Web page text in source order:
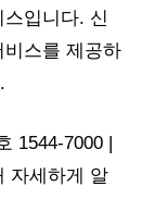
입니다. 신
스를 제공하
1544-7000 |
자세하게 알